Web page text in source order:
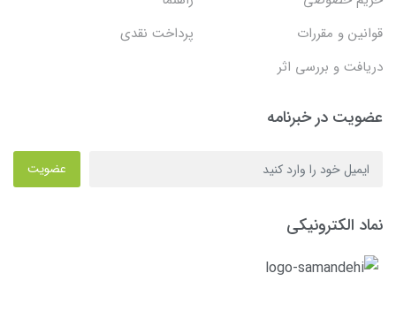
قوانین و مقررات
پرداخت نقدی
دریافت و بررسی اثر
عضویت در خبرنامه
عضویت
نماد الکترونیکی